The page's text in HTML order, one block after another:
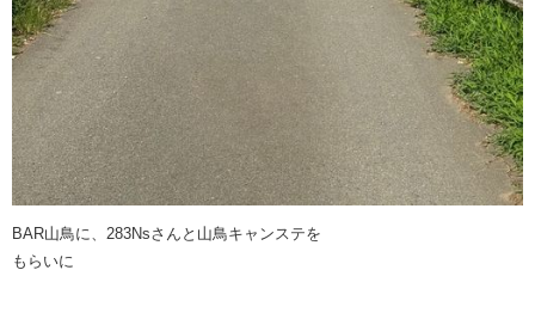
BAR山鳥に、283Nsさんと山鳥キャンステを
もらいに